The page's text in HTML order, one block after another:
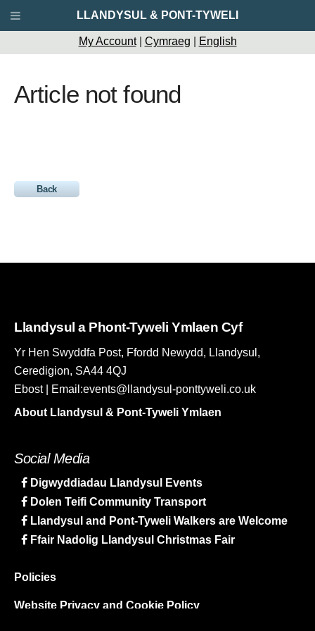
My Account| Cymraeg English
Article not found
Back
Llandysul a Phont-Tyweli Ymlaen Cyf
Yr Hen Swyddfa Post, Ffordd Newydd, Llandysul,
Ceredigion, SA44 4QJ
Ebost | Email:events@llandysul-ponttyweli.co.uk
About Llandysul & Pont-Tyweli Ymlaen
Social Media
Digwyddiadau Llandysul Events
Dolen Teifi Community Transport
Llandysul and Pont-Tyweli Walkers are Welcome
Ffair Nadolig Llandysul Christmas Fair
Policies
Website Privacy and Cookie Policy
LLANDYSUL & PONT-TYWELI